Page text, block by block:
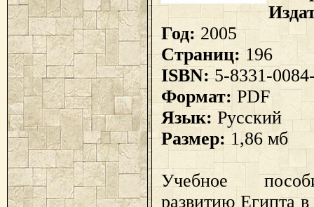
Год: 2005
Страниц: 196
ISBN:5-8331-
Формат: PDF
Язык: Русский
Размер:1,86 мб
Учебное
развитию Египта